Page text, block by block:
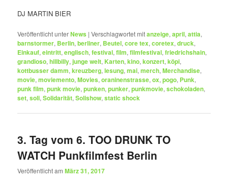
DJ MARTIN BIER
Veröffentlicht unterNews |Verschlagwortet mitanzeige,april,attia,
barnstormer, Berlin,berliner, Beutel,core tex,coretex,druck,
Einkauf,eintritt,englisch,festival,film,filmfestival,friedrichshain,
grandioso,hillbilly,junge welt, Karten,kino,konzert,köpi,
kottbusser damm,kreuzberg,lesung,mai,merch,Merchandise,
movie,moviemento,Movies,oraninenstrasse,ox,pogo, Punk,
punk film,punk movie,punken,punker,punkmovie,schokoladen,
set,soli,Solidarität,Solishow,static shock
3. Tag vom 6. TOO DRUNK TO
WATCH Punkfilmfest Berlin
Veröffentlicht amMärz 31, 2017